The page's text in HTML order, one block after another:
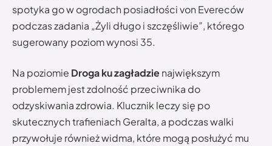
spotyka go w ogrodach posiadłości von Evereców
podczas zadania „Żyli długo i szczęśliwie”, którego
sugerowany poziom wynosi 35.
Na poziomie Droga ku zagładzie największym
problemem jest zdolność przeciwnika do
odzyskiwania zdrowia. Klucznik leczy się po
skutecznych trafieniach Geralta, a podczas walki
przywołuje również widma, które mogą posłużyć mu